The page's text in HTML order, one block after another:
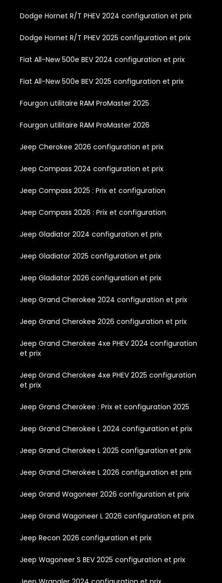
Dodge Hornet R/T PHEV 2024 configuration et prix
Dodge Hornet R/T PHEV 2025 configuration et prix
Fiat All-New 500e BEV 2024 configuration et prix
Fiat All-New 500e BEV 2025 configuration et prix
Fourgon utilitaire RAM ProMaster 2025
Fourgon utilitaire RAM ProMaster 2026
Jeep Cherokee 2026 configuration et prix
Jeep Compass 2024 configuration et prix
Jeep Compass 2025 : Prix et configuration
Jeep Compass 2026 : Prix et configuration
Jeep Gladiator 2024 configuration et prix
Jeep Gladiator 2025 configuration et prix
Jeep Gladiator 2026 configuration et prix
Jeep Grand Cherokee 2024 configuration et prix
Jeep Grand Cherokee 2026 configuration et prix
Jeep Grand Cherokee 4xe PHEV 2024 configuration
et prix
Jeep Grand Cherokee 4xe PHEV 2025 configuration
et prix
Jeep Grand Cherokee : Prix et configuration 2025
Jeep Grand Cherokee L 2024 configuration et prix
Jeep Grand Cherokee L 2025 configuration et prix
Jeep Grand Cherokee L 2026 configuration et prix
Jeep Grand Wagoneer 2026 configuration et prix
Jeep Grand Wagoneer L 2026 configuration et prix
Jeep Recon 2026 configuration et prix
Jeep Wagoneer S BEV 2025 configuration et prix